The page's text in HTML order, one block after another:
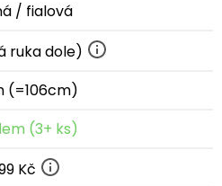
/ fialová
ruka dole)
(=106cm)
(3+ ks)
Kč